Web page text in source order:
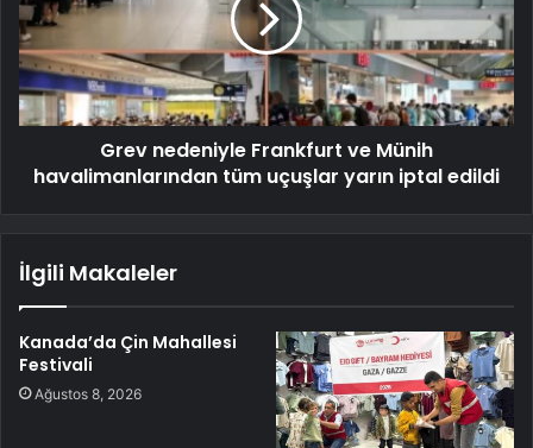
Grev nedeniyle Frankfurt ve Münih
havalimanlarından tüm uçuşlar yarın iptal edildi
İlgili Makaleler
Kanada’da Çin Mahallesi
Festivali
Ağustos 8, 2026